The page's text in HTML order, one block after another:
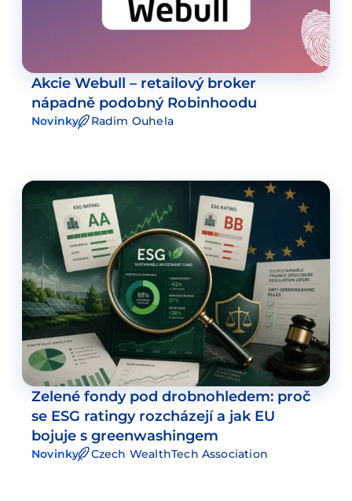
Akcie Webull – retailový broker
nápadně podobný Robinhoodu
Novinky Radim Ouhela
Zelené fondy pod drobnohledem: proč
se ESG ratingy rozcházejí a jak EU
bojuje s greenwashingem
Novinky Czech WealthTech Association